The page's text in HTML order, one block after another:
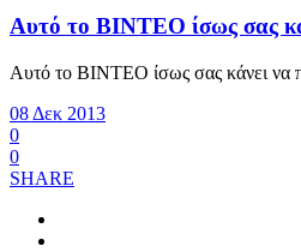
Αυτό το ΒΙΝΤΕΟ ίσως σας
Αυτό το ΒΙΝΤΕΟ ίσως σας κάνει να
08 Δεκ 2013
0
0
SHARE